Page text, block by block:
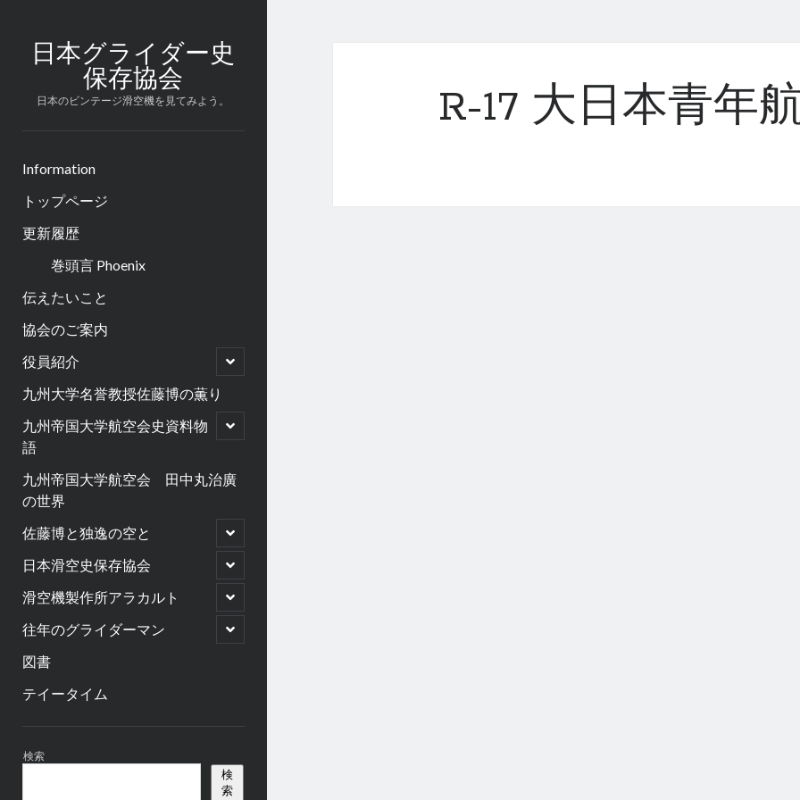
日本グライダー史
保存協会
日本のビンテージ滑空機を見てみよう。
Information
トップページ
更新履歴
巻頭言 Phoenix
伝えたいこと
協会のご案内
役員紹介
open
child
九州大学名誉教授佐藤博の薫り
九州帝国大学航空会史資料物
語
open
child
九州帝国大学航空会 田中丸治廣
の世界
佐藤博と独逸の空と
open
child
menu
日本滑空史保存協会
open
child
menu
滑空機製作所アラカルト
open
child
menu
往年のグライダーマン
open
child
図書
テイータイム
Sidebar
検索
検
索
R-17 大日本青年